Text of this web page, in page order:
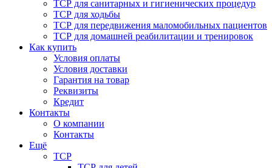
ТСР для санитарных и гигиенических процедур
ТСР для ходьбы
ТСР для передвижения маломобильных пациентов
ТСР для домашней реабилитации и тренировок
Как купить
Условия оплаты
Условия доставки
Гарантия на товар
Реквизиты
Кредит
Контакты
О компании
Контакты
Ещё
ТСР